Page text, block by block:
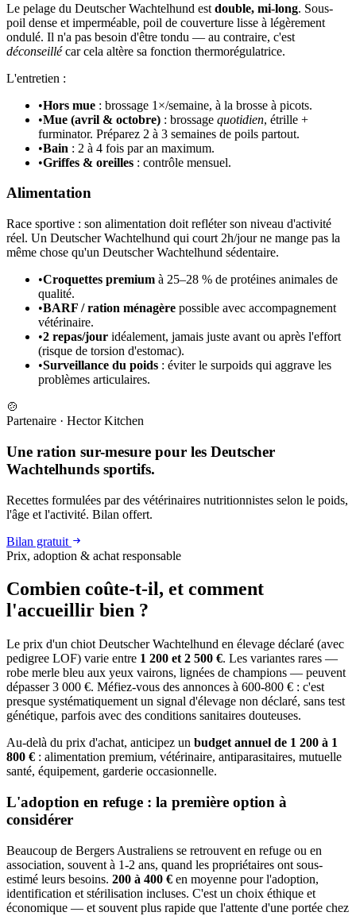
Le pelage du Deutscher Wachtelhund est double, mi-long. Sous-
poil dense et imperméable, poil de couverture lisse à légèrement
ondulé. Il n'a pas besoin d'être tondu — au contraire, c'est
déconseillécar cela altère sa fonction thermorégulatrice.
L'entretien :
•Hors mue : brossage 1×/semaine, à la brosse à picots.
•Mue (avril & octobre) : brossage quotidien, étrille +
furminator. Préparez 2 à 3 semaines de poils partout.
•Bain : 2 à 4 fois par an maximum.
•Griffes & oreilles : contrôle mensuel.
Alimentation
Race sportive : son alimentation doit refléter son niveau d'activité
réel. Un Deutscher Wachtelhund qui court 2h/jour ne mange pas la
même chose qu'un Deutscher Wachtelhund sédentaire.
•Croquettes premium à 25–28 % de protéines animales de
qualité.
•BARF / ration ménagère possible avec accompagnement
vétérinaire.
•2 repas/jour idéalement, jamais juste avant ou après l'effort
(risque de torsion d'estomac).
•Surveillance du poids : éviter le surpoids qui aggrave les
problèmes articulaires.
🍲
Partenaire · Hector Kitchen
Une ration sur-mesure pour les Deutscher
Wachtelhunds sportifs.
Recettes formulées par des vétérinaires nutritionnistes selon le poids,
l'âge et l'activité. Bilan offert.
Bilan gratuit
Prix, adoption & achat responsable
Combien coûte-t-il, et comment
l'accueillir bien ?
Le prix d'un chiot Deutscher Wachtelhund en élevage déclaré (avec
pedigree LOF) varie entre 1 200 et 2 500 €. Les variantes rares —
robe merle bleu aux yeux vairons, lignées de champions — peuvent
dépasser 3 000 €. Méfiez-vous des annonces à 600-800 € : c'est
presque systématiquement un signal d'élevage non déclaré, sans test
génétique, parfois avec des conditions sanitaires douteuses.
Au-delà du prix d'achat, anticipez un budget annuel de 1 200 à 1
800 € : alimentation premium, vétérinaire, antiparasitaires, mutuelle
santé, équipement, garderie occasionnelle.
L'adoption en refuge : la première option à
considérer
Beaucoup de Bergers Australiens se retrouvent en refuge ou en
association, souvent à 1-2 ans, quand les propriétaires ont sous-
estimé leurs besoins. 200 à 400 € en moyenne pour l'adoption,
identification et stérilisation incluses. C'est un choix éthique et
économique — et souvent plus rapide que l'attente d'une portée chez